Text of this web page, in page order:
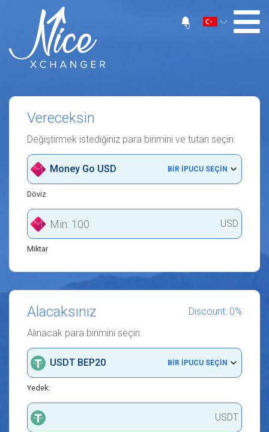
0
Vereceksin
Değiştirmek istediğiniz para birimini ve tutarı seçin:
Money Go USD BIR IPUCU SEÇIN
Döviz
USD
Miktar
Alacaksınız
Discount: 0%
Alınacak para birimini seçin:
USDT BEP20 BIR IPUCU SEÇIN
Yedek:
USDT